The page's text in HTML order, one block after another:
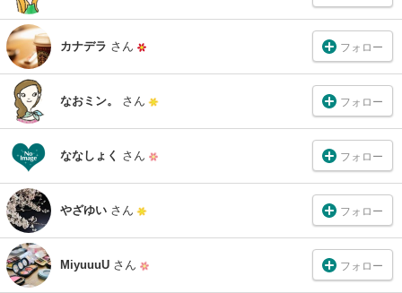
カナデラ さん フォロー
なおミン。 さん フォロー
ななしょく さん フォロー
やざゆい さん フォロー
MiyuuuU さん フォロー